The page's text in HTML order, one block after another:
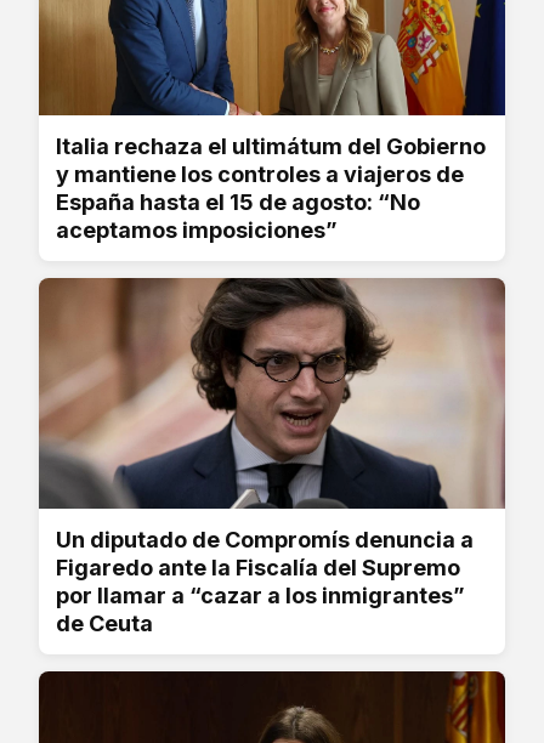
Italia rechaza el ultimátum del Gobierno
y mantiene los controles a viajeros de
España hasta el 15 de agosto: “No
aceptamos imposiciones”
Un diputado de Compromís denuncia a
Figaredo ante la Fiscalía del Supremo
por llamar a “cazar a los inmigrantes”
de Ceuta